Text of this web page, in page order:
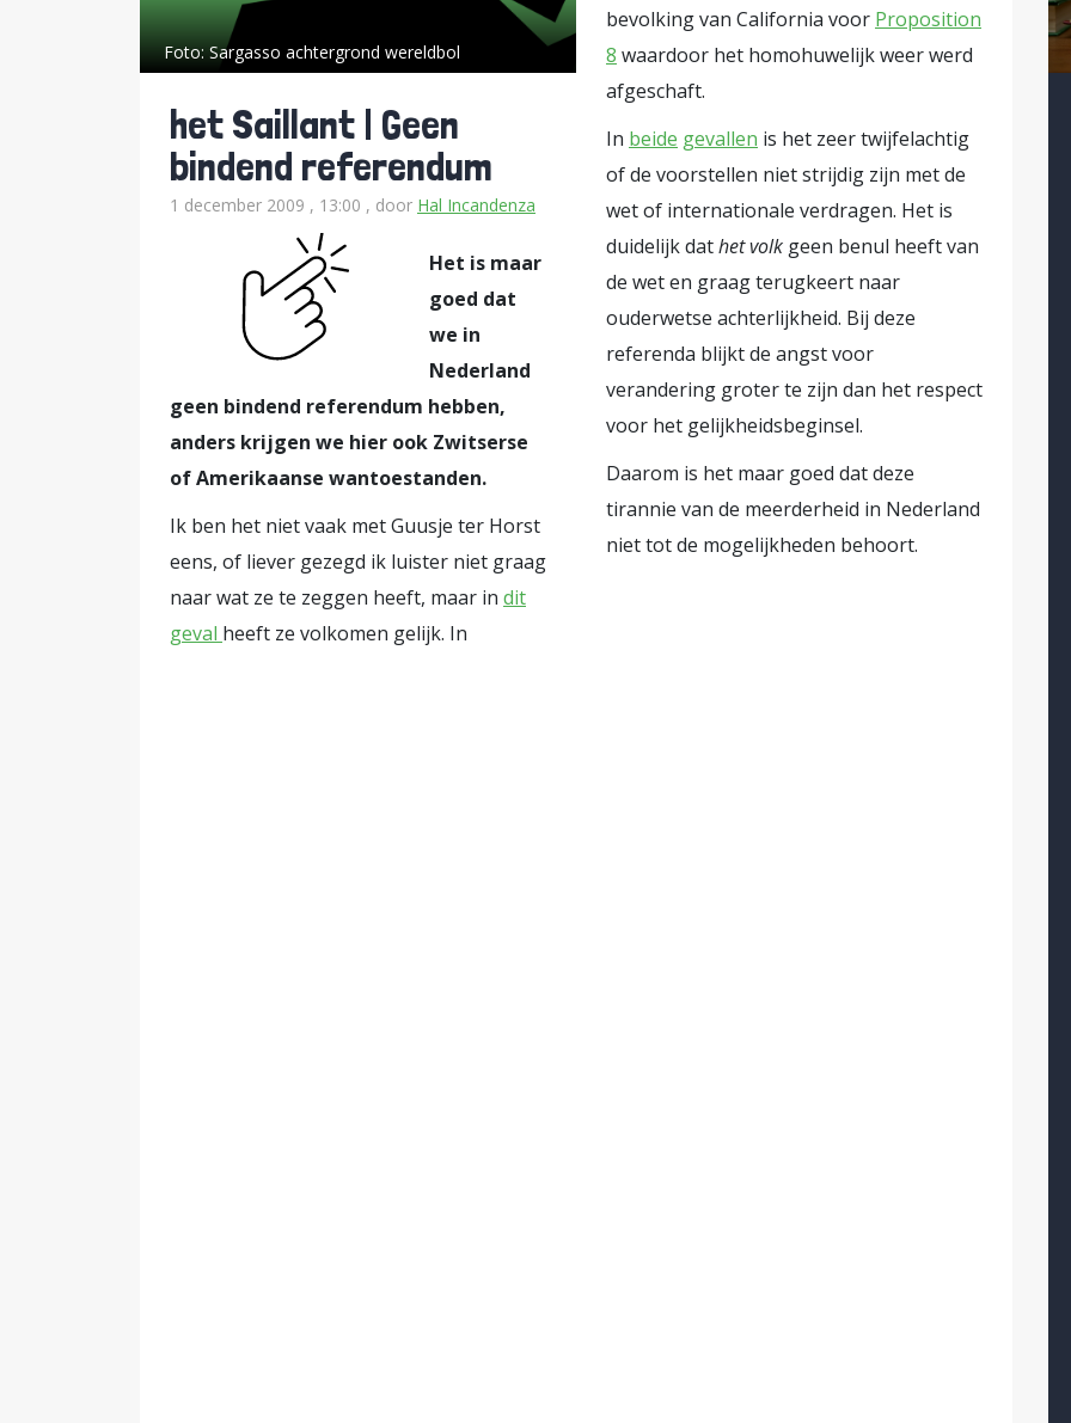
Foto:Sargasso achtergrond wereldbol
het Saillant | Geen
bindend referendum
1 december 2009 , 13:00 , door Hal Incandenza
Het is maar
goed dat
we in
Nederland
geen bindend referendum hebben,
anders krijgen we hier ook Zwitserse
of Amerikaanse wantoestanden.
Ik ben het niet vaak met Guusje ter Horst
eens, of liever gezegd ik luister niet graag
naar wat ze te zeggen heeft, maar in dit
geval heeft ze volkomen gelijk. In
bevolking van California voor Proposition
8 waardoor het homohuwelijk weer werd
afgeschaft.
In beide gevallen is het zeer twijfelachtig
of de voorstellen niet strijdig zijn met de
wet of internationale verdragen. Het is
duidelijk dathet volk geen benul heeft van
de wet en graag terugkeert naar
ouderwetse achterlijkheid. Bij deze
referenda blijkt de angst voor
verandering groter te zijn dan het respect
voor het gelijkheidsbeginsel.
Daarom is het maar goed dat deze
tirannie van de meerderheid in Nederland
niet tot de mogelijkheden behoort.